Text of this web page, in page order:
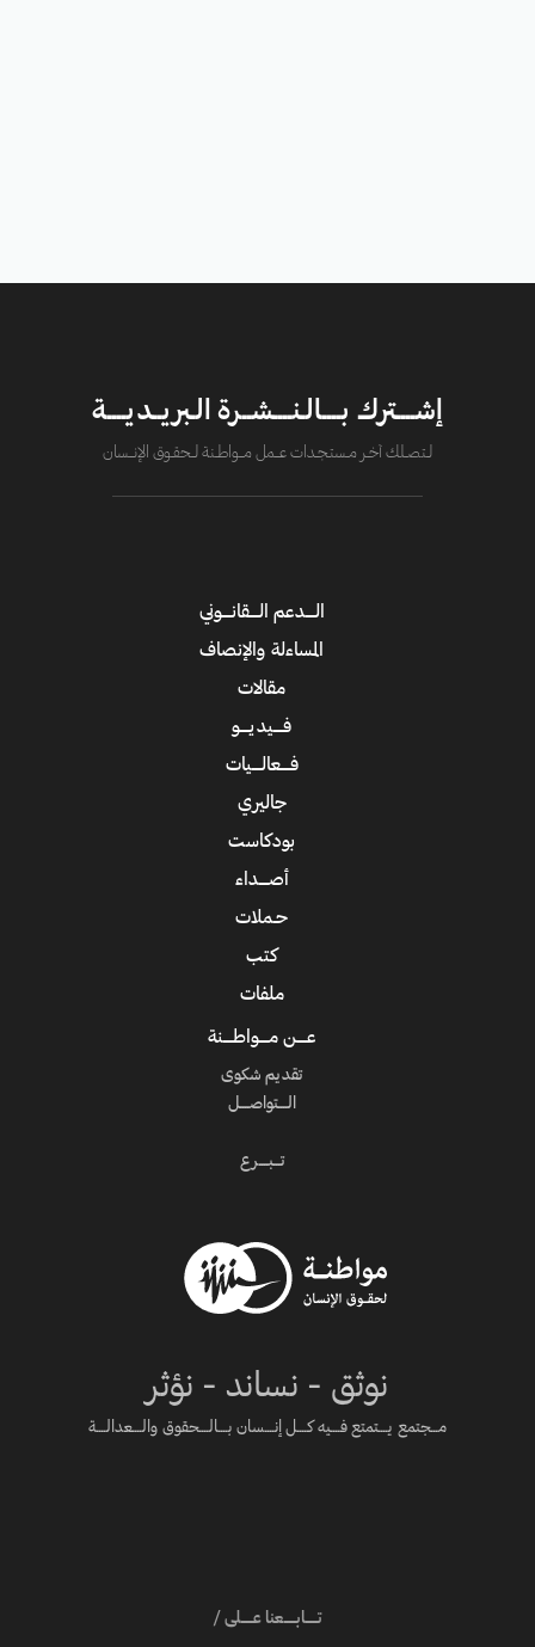
إشــــترك بــــالـنــــشــرة الـبريــديــــة
لــتصــلك آخــر مــستـجــدات عــــمل مــــواطــنة لـــحقــوق الإنــــسان
نوثق - نساند - نؤثر
مـــجتمع يــــتمتع فــــيه كــــل إنــــسان بــــالــــحقوق والــــعدالــــة
تـــــابـــــعنا عـــــلى /
الــــدعم الــــقانــــوني
المساءلة والإنصاف
مقالات
فــــيديــــو
فــــعالــــيات
جاليري
بودكاست
أصــــداء
حـملات
كتب
ملفات
عــــن مــــواطــــنة
تقديم شكوى
الــــتواصــــل
تـــبــــرع